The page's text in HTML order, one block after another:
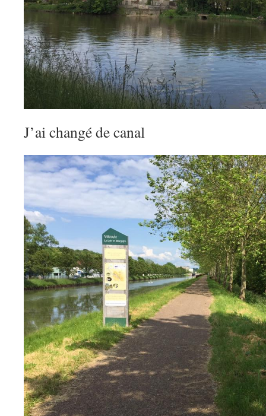
J’ai changé de canal